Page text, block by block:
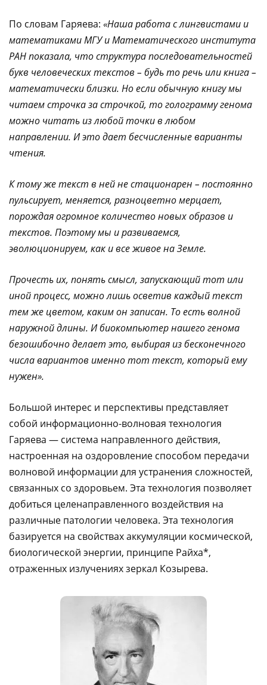
По словам Гаряева: «Наша работа с лингвистами и
математиками МГУ и Математического института
РАН показала, что структура последовательностей
букв человеческих текстов – будь то речь или книга –
математически близки. Но если обычную книгу мы
читаем строчка за строчкой, то голограмму генома
можно читать из любой точки в любом
направлении. И это дает бесчисленные варианты
чтения.
К тому же текст в ней не стационарен – постоянно
пульсирует, меняется, разноцветно мерцает,
порождая огромное количество новых образов и
текстов. Поэтому мы и развиваемся,
эволюционируем, как и все живое на Земле.
Прочесть их, понять смысл, запускающий тот или
иной процесс, можно лишь осветив каждый текст
тем же цветом, каким он записан. То есть волной
наружной длины. И биокомпьютер нашего генома
безошибочно делает это, выбирая из бесконечного
числа вариантов именно тот текст, который ему
нужен».
Большой интерес и перспективы представляет
собой информационно-волновая технология
Гаряева — система направленного действия,
настроенная на оздоровление способом передачи
волновой информации для устранения сложностей,
связанных со здоровьем. Эта технология позволяет
добиться целенаправленного воздействия на
различные патологии человека. Эта технология
базируется на свойствах аккумуляции космической,
биологической энергии, принципе Райха*,
отраженных излучениях зеркал Козырева.